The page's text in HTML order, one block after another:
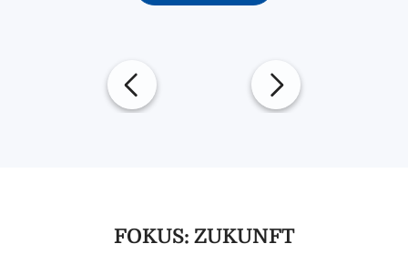
FOKUS: ZUKUNFT